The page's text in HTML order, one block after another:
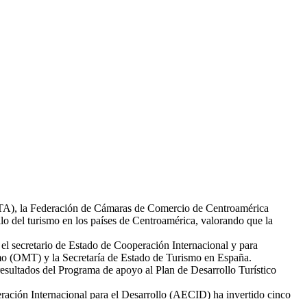
la Federación de Cámaras de Comercio de Centroamérica
turismo en los países de Centroamérica, valorando que la
secretario de Estado de Cooperación Internacional y para
(OMT) y la Secretaría de Estado de Turismo en España.
del Programa de apoyo al Plan de Desarrollo Turístico
Internacional para el Desarrollo (AECID) ha invertido cinco